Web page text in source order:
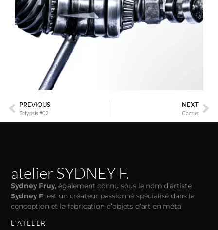
PREVIOUS
Eclypsis #02
NEXT
Cactus
atelier SYDNEY F.
Sydney Fruy, également connu sous le nom d’artiste
Sydney F, est un créateur passionné spécialisé dans la
conception et la fabrication d’objets d’art en métal
L'ATELIER